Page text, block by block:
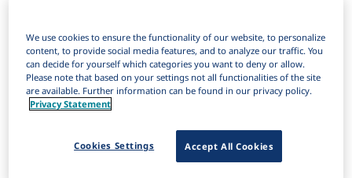
Items Per Page:
Sort by:
Zuflüsse zur unteren Elbe (von
Seege und Stecknitz bis zur Mündung)
We use cookies to ensure the functionality of our website, to personalize
content, to provide social media features, and to analyze our traffic. You
can decide for yourself which categories you want to deny or allow.
Please note that based on your settings not all functionalities of the site
are available. Further information can be found in our privacy policy.
Privacy Statement
Accept All Cookies
Cookies Settings